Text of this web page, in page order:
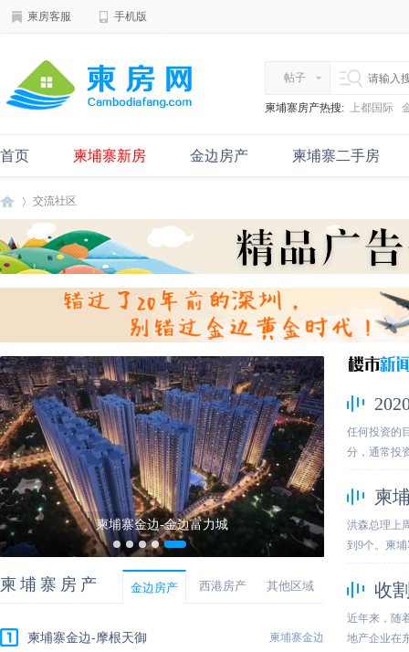
柬房客服 手机版
帖子
柬埔寨房产热搜: 上都国际
首页 柬埔寨新房 金边房产 柬埔寨二手房
房
网
交流社区
柬埔寨金边-金边富力城
柬埔寨房产 金边房产 西港房产 其他区域
柬埔寨金边-摩根天御 柬埔寨金边
任何投资的
分，通常投
柬
洪森总理上
到9个。柬
收
近年来，随
地产企业在